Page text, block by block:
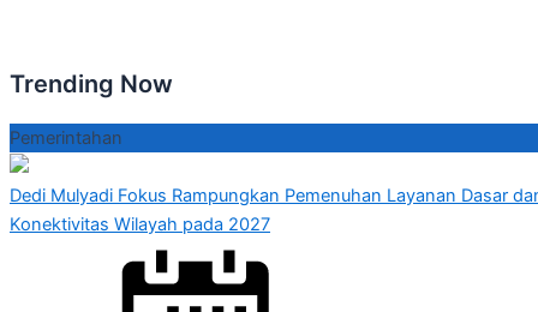
Trending Now
Pemerintahan
Dedi Mulyadi Fokus Rampungkan Pemenuhan Layanan Dasar
Konektivitas Wilayah pada 2027